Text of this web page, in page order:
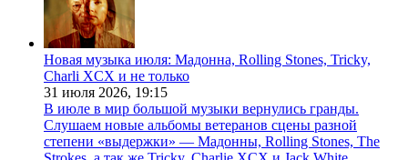
Новая музыка июля: Мадонна, Rolling Stones, Tricky,
Charli XCX и не только
31 июля 2026, 19:15
В июле в мир большой музыки вернулись гранды.
Слушаем новые альбомы ветеранов сцены разной
степени «выдержки» — Мадонны, Rolling Stones, The